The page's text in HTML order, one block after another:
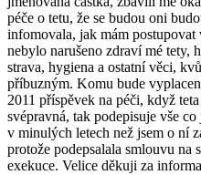
péče o tetu, že se budou oni
infomovala, jak mám postupovat
nebylo narušeno zdraví mé tety,
strava, hygiena a ostatní věci,
příbuzným. Komu bude
2011 příspěvek na péči, když
svépravná, tak podepisuje vše
v minulých letech než jsem o ní
protože podepsalala smlouvu na
exekuce. Velice děkuji za